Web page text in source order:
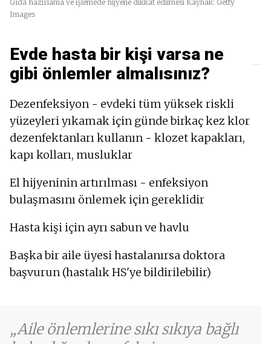
Gıda hazırlama ve işlemede hijyene dikkat edilmesi Kaynak: Getty
Images
Evde hasta bir kişi varsa ne
gibi önlemler almalısınız?
Dezenfeksiyon - evdeki tüm yüksek riskli
yüzeyleri yıkamak için günde birkaç kez klor
dezenfektanları kullanın - klozet kapakları,
kapı kolları, musluklar
El hijyeninin artırılması - enfeksiyon
bulaşmasını önlemek için gereklidir
Hasta kişi için ayrı sabun ve havlu
Başka bir aile üyesi hastalanırsa doktora
başvurun (hastalık HS'ye bildirilebilir)
Aile önlemlerine sıkı sıkıya bağlı